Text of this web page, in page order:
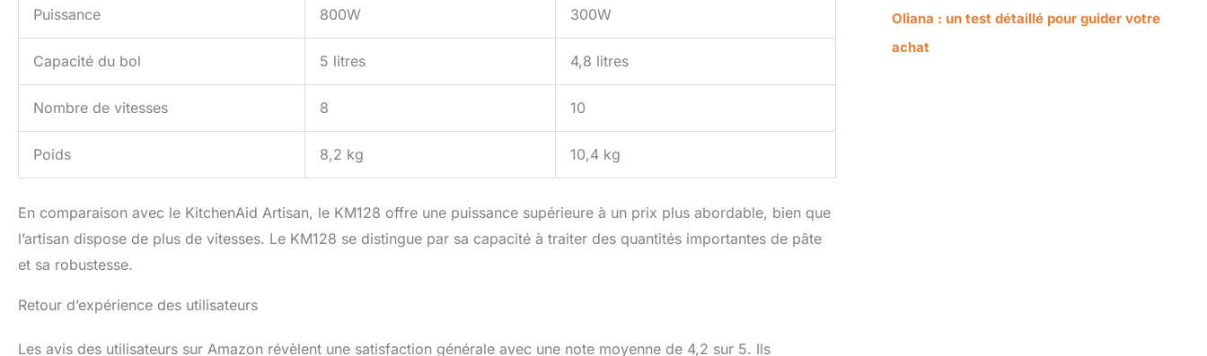
Puissance 800W 300W
Capacité du bol 5 litres 4,8 litres
Nombre de vitesses 8 10
Poids 8,2 kg 10,4 kg
En comparaison avec le KitchenAid Artisan, le KM128 offre une puissance supérieure à un prix plus abordable, bien que
l’artisan dispose de plus de vitesses. Le KM128 se distingue par sa capacité à traiter des quantités importantes de pâte
et sa robustesse.
Retour d’expérience des utilisateurs
Les avis des utilisateurs sur Amazon révèlent une satisfaction générale avec une note moyenne de 4,2 sur 5. Ils
Oliana : un test détaillé pour guider votre
achat